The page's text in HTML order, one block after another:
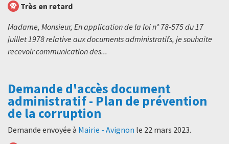
Très en retard
Madame, Monsieur, En application de la loi n° 78-575 du 17
juillet 1978 relative aux documents administratifs, je souhaite
recevoir communication des...
Demande d'accès document
administratif - Plan de prévention
de la corruption
Demande envoyée à Mairie - Avignon le 22 mars 2023.